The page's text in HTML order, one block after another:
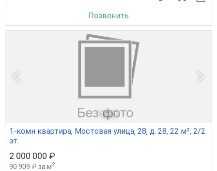
Позвонить
1 из 1
1-комн квартира, Мостовая улица, 28, д. 28, 22 м², 2/2
эт.
2 000 000 ₽
90 909 ₽ за м2